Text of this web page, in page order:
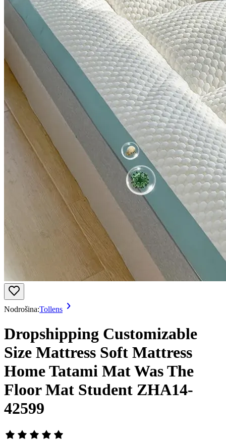
Nodrošina:Tollens
Dropshipping Customizable
Size Mattress Soft Mattress
Home Tatami Mat Was The
Floor Mat Student ZHA14-
42599